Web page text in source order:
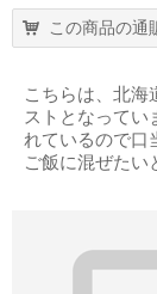
この商品の通
こちらは、北海
ストとなってい
れているので口
ご飯に混ぜたい